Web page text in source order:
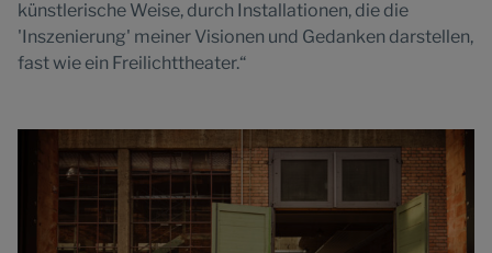
künstlerische Weise, durch Installationen, die die
'Inszenierung' meiner Visionen und Gedanken darstellen,
fast wie ein Freilichttheater.“